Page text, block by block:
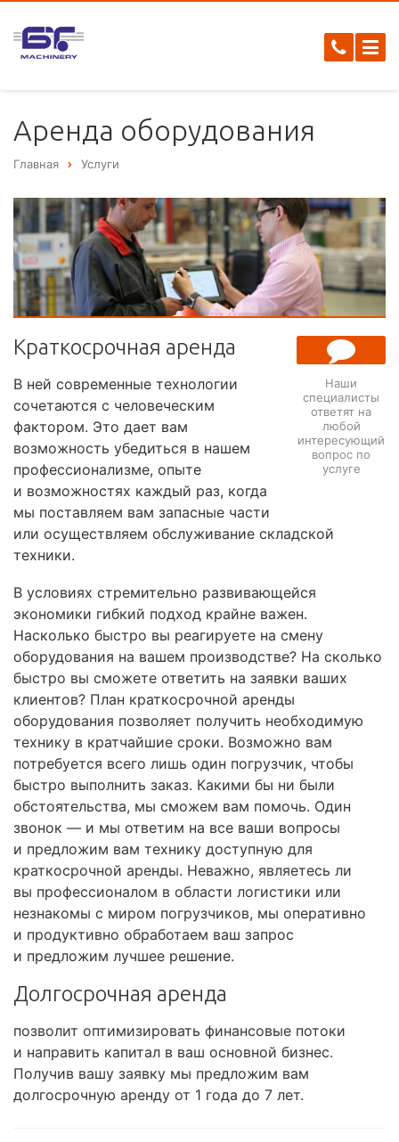
Аренда оборудования
Главная Услуги
ЗАДАТЬ
ВОПРОС
Наши
специалисты
ответят на
любой
интересующий
вопрос по
услуге
Краткосрочная аренда
В ней современные технологии
сочетаются с человеческим
фактором. Это дает вам
возможность убедиться в нашем
профессионализме, опыте
и возможностях каждый раз, когда
мы поставляем вам запасные части
или осуществляем обслуживание складской
техники.
В условиях стремительно развивающейся
экономики гибкий подход крайне важен.
Насколько быстро вы реагируете на смену
оборудования на вашем производстве? На сколько
быстро вы сможете ответить на заявки ваших
клиентов? План краткосрочной аренды
оборудования позволяет получить необходимую
технику в кратчайшие сроки. Возможно вам
потребуется всего лишь один погрузчик, чтобы
быстро выполнить заказ. Какими бы ни были
обстоятельства, мы сможем вам помочь. Один
звонок — и мы ответим на все ваши вопросы
и предложим вам технику доступную для
краткосрочной аренды. Неважно, являетесь ли
вы профессионалом в области логистики или
незнакомы с миром погрузчиков, мы оперативно
и продуктивно обработаем ваш запрос
и предложим лучшее решение.
Долгосрочная аренда
позволит оптимизировать финансовые потоки
и направить капитал в ваш основной бизнес.
Получив вашу заявку мы предложим вам
долгосрочную аренду от 1 года до 7 лет.